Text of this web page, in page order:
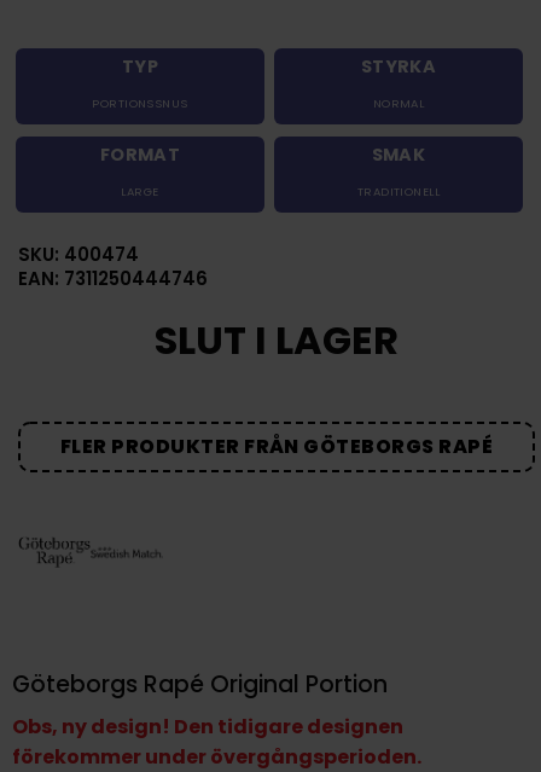
TYP
PORTIONSSNUS
STYRKA
NORMAL
FORMAT
LARGE
SMAK
TRADITIONELL
SKU: 400474
EAN: 7311250444746
SLUT I LAGER
FLER PRODUKTER FRÅN GÖTEBORGS RAPÉ
Göteborgs Rapé Original Portion
Obs, ny design! Den tidigare designen
förekommer under övergångsperioden.